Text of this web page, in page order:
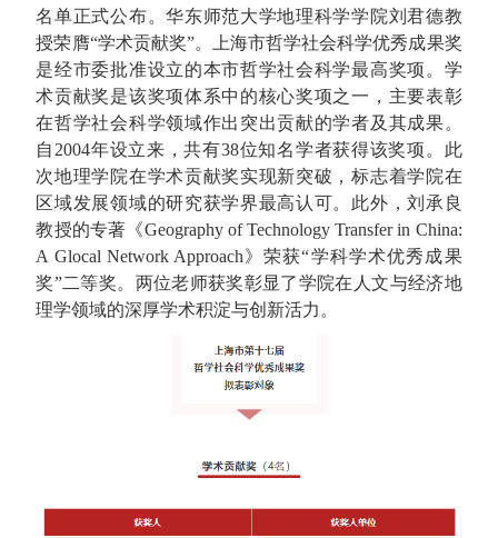
名单正式公布。华东师范大学地理科学学院刘君德教
授荣膺“学术贡献奖”。上海市哲学社会科学优秀成果奖
是经市委批准设立的本市哲学社会科学最高奖项。学
术贡献奖是该奖项体系中的核心奖项之一，主要表彰
在哲学社会科学领域作出突出贡献的学者及其成果。
自2004年设立来，共有38位知名学者获得该奖项。此
次地理学院在学术贡献奖实现新突破，标志着学院在
区域发展领域的研究获学界最高认可。此外，刘承良
教授的专著《Geography of Technology Transfer in China:
A Glocal Network Approach》荣获“学科学术优秀成果
奖”二等奖。两位老师获奖彰显了学院在人文与经济地
理学领域的深厚学术积淀与创新活力。